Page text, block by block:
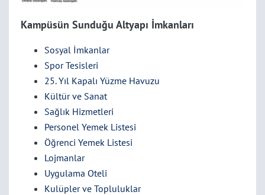
Kampüsün Sunduğu Altyapı İmkanları
Sosyal İmkanlar
Spor Tesisleri
25. Yıl Kapalı Yüzme Havuzu
Kültür ve Sanat
Sağlık Hizmetleri
Personel Yemek Listesi
Öğrenci Yemek Listesi
Lojmanlar
Uygulama Oteli
Kulüpler ve Topluluklar